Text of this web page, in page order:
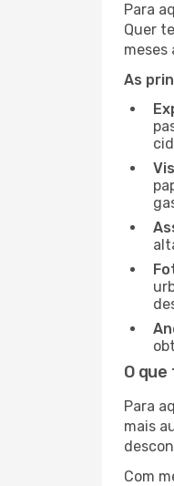
Para
Quer
meses
As
O
Para
mais
Com